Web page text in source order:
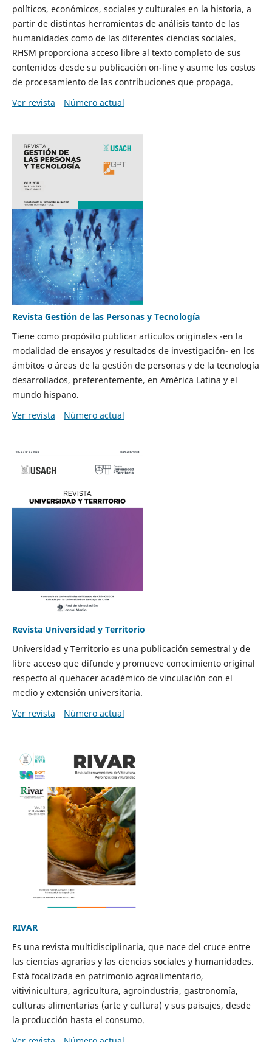
políticos, económicos, sociales y culturales en la historia, a
partir de distintas herramientas de análisis tanto de las
humanidades como de las diferentes ciencias sociales.
RHSM proporciona acceso libre al texto completo de sus
contenidos desde su publicación on-line y asume los costos
de procesamiento de las contribuciones que propaga.
Ver revista
Número actual
Revista Gestión de las Personas y Tecnología
Tiene como propósito publicar artículos originales -en la
modalidad de ensayos y resultados de investigación- en los
ámbitos o áreas de la gestión de personas y de la tecnología
desarrollados, preferentemente, en América Latina y el
mundo hispano.
Ver revista
Número actual
Revista Universidad y Territorio
Universidad y Territorio es una publicación semestral y de
libre acceso que difunde y promueve conocimiento original
respecto al quehacer académico de vinculación con el
medio y extensión universitaria.
Ver revista
Número actual
RIVAR
Es una revista multidisciplinaria, que nace del cruce entre
las ciencias agrarias y las ciencias sociales y humanidades.
Está focalizada en patrimonio agroalimentario,
vitivinicultura, agricultura, agroindustria, gastronomía,
culturas alimentarias (arte y cultura) y sus paisajes, desde
la producción hasta el consumo.